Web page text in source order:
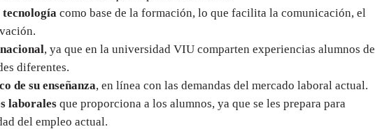
como base de la formación, lo que facilita la comunicación, el
, ya que en la universidad VIU comparten experiencias alumnos de
diferentes.
de su enseñanza, en línea con las demandas del mercado laboral actual.
laboralesque proporciona a los alumnos, ya que se les prepara para
del empleo actual.